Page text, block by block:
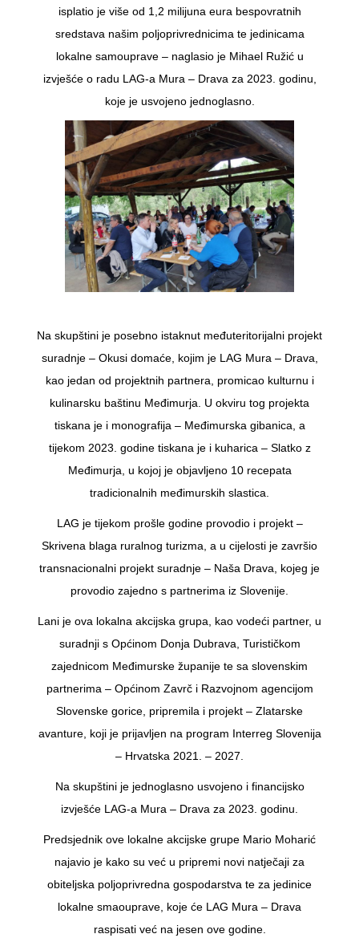
isplatio je više od 1,2 milijuna eura bespovratnih
sredstava našim poljoprivrednicima te jedinicama
lokalne samouprave – naglasio je Mihael Ružić u
izvješće o radu LAG-a Mura – Drava za 2023. godinu,
koje je usvojeno jednoglasno.
Na skupštini je posebno istaknut međuteritorijalni projekt
suradnje – Okusi domaće, kojim je LAG Mura – Drava,
kao jedan od projektnih partnera, promicao kulturnu i
kulinarsku baštinu Međimurja. U okviru tog projekta
tiskana je i monografija – Međimurska gibanica, a
tijekom 2023. godine tiskana je i kuharica – Slatko z
Međimurja, u kojoj je objavljeno 10 recepata
tradicionalnih međimurskih slastica.
LAG je tijekom prošle godine provodio i projekt –
Skrivena blaga ruralnog turizma, a u cijelosti je završio
transnacionalni projekt suradnje – Naša Drava, kojeg je
provodio zajedno s partnerima iz Slovenije.
Lani je ova lokalna akcijska grupa, kao vodeći partner, u
suradnji s Općinom Donja Dubrava, Turističkom
zajednicom Međimurske županije te sa slovenskim
partnerima – Općinom Zavrč i Razvojnom agencijom
Slovenske gorice, pripremila i projekt – Zlatarske
avanture, koji je prijavljen na program Interreg Slovenija
– Hrvatska 2021. – 2027.
Na skupštini je jednoglasno usvojeno i financijsko
izvješće LAG-a Mura – Drava za 2023. godinu.
Predsjednik ove lokalne akcijske grupe Mario Moharić
najavio je kako su već u pripremi novi natječaji za
obiteljska poljoprivredna gospodarstva te za jedinice
lokalne smaouprave, koje će LAG Mura – Drava
raspisati već na jesen ove godine.